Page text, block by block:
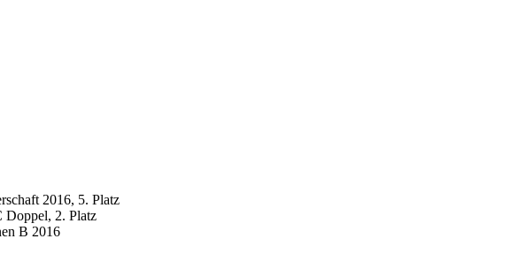
2016, 5. Platz
Doppel, 2. Platz
B 2016